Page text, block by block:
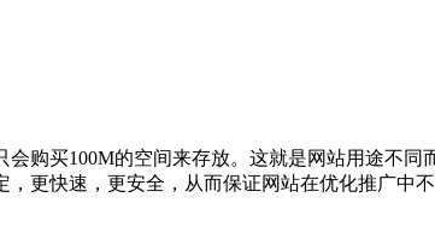
购买100M的空间来存放。这就是网站用途不同
更快速，更安全，从而保证网站在优化推广中